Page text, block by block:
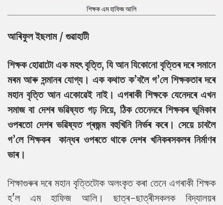
শিক্ষক এম হাফিজ আলি
আৰিফুল ইছলাম / গুৱাহাটী
শিক্ষক হোৱাটো এক মহৎ বৃত্তি, যি আন যিকোনো বৃত্তিৰ দৰে সমানে
মৰম আৰু সন্মানৰ যোগ্য। এক কথাত ক’বলৈ গ’লে শিক্ষকতাৰ দৰে
মহান বৃত্তি আন একোৱেই নাই। এগৰাকী শিক্ষকে যেনেদৰে এখন
সমাজ বা দেশৰ ভৱিষ্যত গঢ় দিয়ে, ঠিক তেনেদৰে শিক্ষকৰ ভূমিকাৰ
ওপৰতো দেশৰ ভৱিষ্যত প্ৰজন্ম বহুখিনি নিৰ্ভৰ কৰে। সেয়ে চাবলৈ
গ’লে শিক্ষকৰ কান্ধৰ ওপৰতে থাকে দেশৰ খনিকৰসকলৰ নিৰ্মাণৰ
ভাৰ।
শিক্ষাগুৰুৰ দৰে মহান বৃত্তিটোক অলংকৃত কৰা তেনে এগৰাকী শিক্ষক
হ'ল এম হাফিজ আলি। ছাত্ৰ-ছাত্ৰীসকলক বিদ্যালয়ৰ